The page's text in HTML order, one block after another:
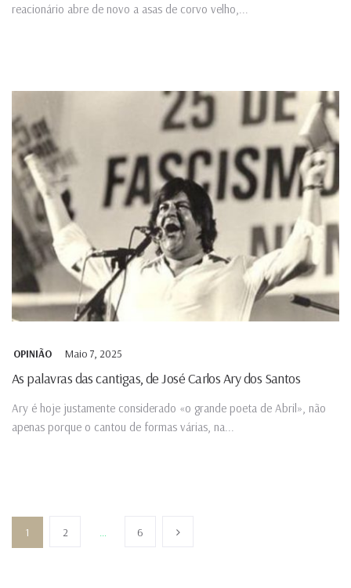
reacionário abre de novo a asas de corvo velho,...
OPINIÃO Maio 7, 2025
As palavras das cantigas, de José Carlos Ary dos Santos
Ary é hoje justamente considerado «o grande poeta de Abril», não
apenas porque o cantou de formas várias, na...
1 2 … 6